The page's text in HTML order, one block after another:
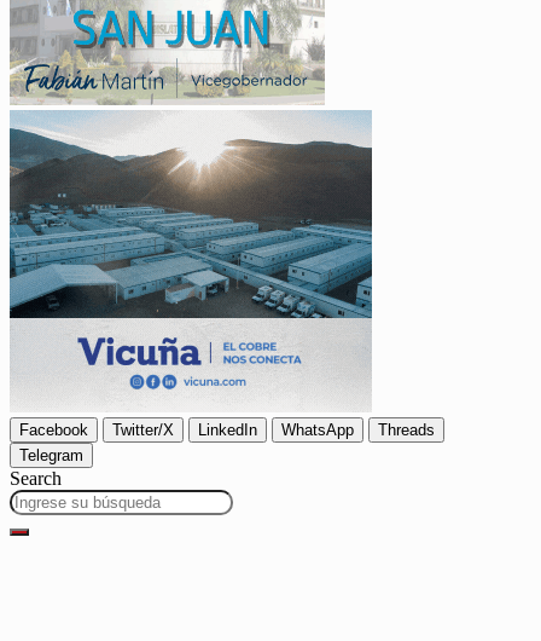
Facebook Twitter/X LinkedIn WhatsApp
Threads
Telegram
Search